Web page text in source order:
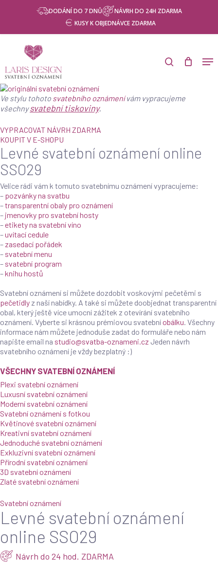
contentProducts
search
DODÁNÍ DO 7 DNŮ
NÁVRH DO 24H ZDARMA
KUSY K OBJEDNÁVCE ZDARMA
search
Ve stylu tohoto svatebního oznámenívám vypracujeme
všechnysvatební tiskoviny.
VYPRACOVAT NÁVRH ZDARMA
KOUPIT V E-SHOPU
Levné svatební oznámení online
SSO29
Velice rádi vám k tomuto svatebnímu oznámení vypracujeme:
– pozvánky na svatbu
–transparentní obaly pro oznámení
– jmenovky pro svatební hosty
–etikety na svatební víno
–uvítací cedule
– zasedací pořádek
– svatební menu
– svatební program
–knihu hostů
Svatební oznámení si můžete dozdobit voskovými pečetěmi s
pečetidly z naší nabídky. A také si můžete doobjednat transparentní
obal, který ještě více umocní zážitek z otevírání svatebního
oznámení. Vyberte si krásnou prémiovou svatebníobálku. Všechny
informace nám můžete jednoduše zadat do formuláře nebo nám
napište email na studio@svatba-oznameni.cz Jeden návrh
svatebního oznámení je vždy bezplatný :)
VŠECHNY SVATEBNÍ OZNÁMENÍ
Plexi svatební oznámení
Luxusní svatební oznámení
Moderní svatební oznámení
Svatební oznámení s fotkou
Květinové svatební oznámení
Kreativní svatební oznámení
Jednoduché svatební oznámení
Exkluzivní svatební oznámení
Přírodní svatební oznámení
3D svatební oznámení
Zlaté svatební oznámení
Svatební oznámení
Levné svatební oznámení
online SSO29
Návrh do 24 hod. ZDARMA
NÁVRH ZDARMA